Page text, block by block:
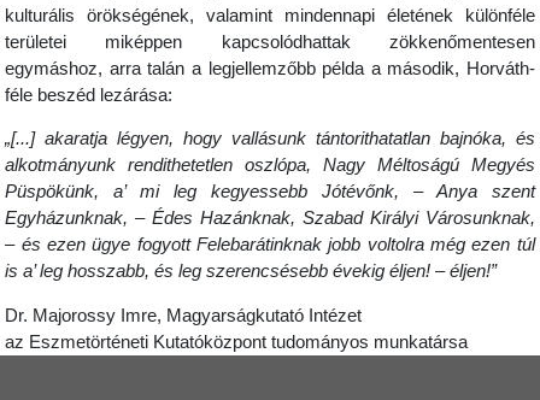
kulturális örökségének, valamint mindennapi életének különféle
területei miképpen kapcsolódhattak zökkenőmentesen
egymáshoz, arra talán a legjellemzőbb példa a második, Horváth-
féle beszéd lezárása:
„[...] akaratja légyen, hogy vallásunk tántorithatatlan bajnóka, és
alkotmányunk rendithetetlen oszlópa, Nagy Méltoságú Megyés
Püspökünk, a’ mi leg kegyessebb Jótévőnk, – Anya szent
Egyházunknak, – Édes Hazánknak, Szabad Királyi Városunknak,
– és ezen ügye fogyott Felebarátinknak jobb voltolra még ezen túl
is a’ leg hosszabb, és leg szerencsésebb évekig éljen! – éljen!”
Dr. Majorossy Imre, Magyarságkutató Intézet
az Eszmetörténeti Kutatóközpont tudományos munkatársa